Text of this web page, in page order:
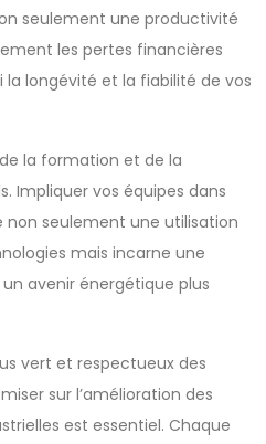
seulement une productivité
les pertes financières
longévité et la fiabilité de vos
la formation et de la
Impliquer vos équipes dans
seulement une utilisation
mais incarne une
avenir énergétique plus
vert et respectueux des
sur l’amélioration des
est essentiel. Chaque